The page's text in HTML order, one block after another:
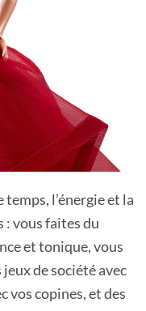
l’énergie et la
: vous faites du
et tonique, vous
de société avec
vos copines, et des